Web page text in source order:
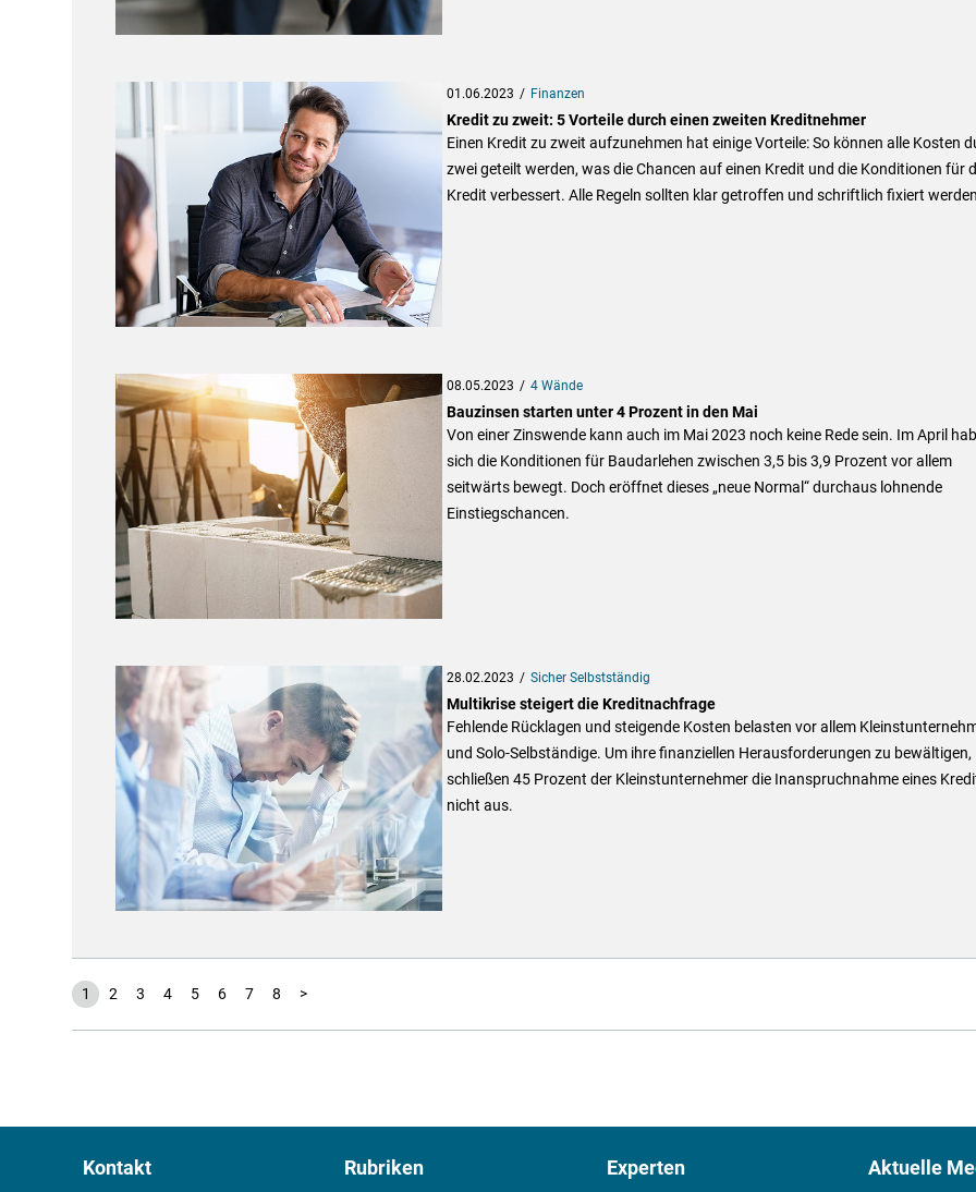
01.06.2023 Finanzen
Kredit zu zweit: 5 Vorteile durch einen zweiten Kreditnehmer
Einen Kredit zu zweit aufzunehmen hat einige Vorteile: So können alle Kosten
zwei geteilt werden, was die Chancen auf einen Kredit und die Konditionen für
Kredit verbessert. Alle Regeln sollten klar getroffen und schriftlich fixiert
08.05.2023 4 Wände
Bauzinsen starten unter 4 Prozent in den Mai
Von einer Zinswende kann auch im Mai 2023 noch keine Rede sein. Im April
sich die Konditionen für Baudarlehen zwischen 3,5 bis 3,9 Prozent vor allem
seitwärts bewegt. Doch eröffnet dieses „neue Normal“ durchaus lohnende
Einstiegschancen.
28.02.2023 Sicher Selbstständig
Multikrise steigert die Kreditnachfrage
Fehlende Rücklagen und steigende Kosten belasten vor allem
und Solo-Selbständige. Um ihre finanziellen Herausforderungen zu bewältigen,
schließen 45 Prozent der Kleinstunternehmer die Inanspruchnahme eines
nicht aus.
1 2 3 4 5 6 7 8 >
Kontakt Rubriken Experten Aktuelle